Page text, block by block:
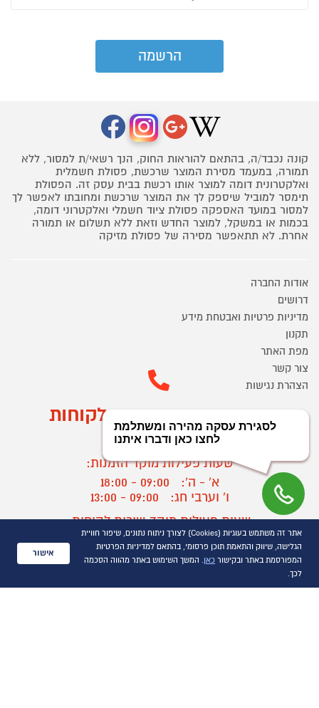
קונה נכבד/ה, בהתאם להוראות החוק, הנך רשאי/ת למסור, ללא
תמורה, במעמד מסירת המוצר שרכשת, פסולת חשמלית
ואלקטרונית דומה למוצר אותו רכשת בבית עסק זה. הפסולת
תימסר למוביל שיספק לך את המוצר שרכשת ומחובתו לאפשר לך
למסור במועד האספקה פסולת ציוד חשמלי ואלקטרוני דומה,
בכמות או במשקל, למוצר החדש וזאת ללא תשלום או תמורה
אחרת. לא תתאפשר מסירה של פסולת מזיקה
אודות החברה
דרושים
מדיניות פרטיות ואבטחת מידע
תקנון
מפת האתר
צור קשר
הצהרת נגישות
מוקד הזמנות ושירות לקוחות
03-9545370
שעות פעילות מוקד הזמנות:
א' - ה':
09:00 - 18:00
ו' וערבי חג:
09:00 - 13:00
שעות פעילות מוקד שירות לקוחות:
א' - ד':
09:00 - 16:30
ה :
09:00 - 16:00
חול המועד
?
אתר זה משתמש בעוגיות (Cookies) לצורך ניתוח נתונים, שיפור חוויית
הגלישה, שיווק והתאמת תוכן פרסומי, בהתאם למדיניות הפרטיות
המפורסמת באתר ובקישור כאן. המשך השימוש באתר מהווה הסכמה
לכך.
אישור